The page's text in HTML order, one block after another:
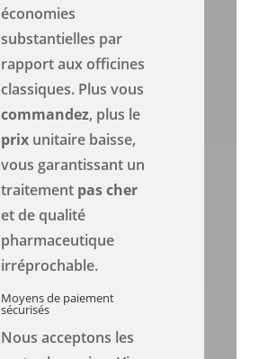
économies
substantielles par
rapport aux officines
classiques. Plus vous
commandez, plus le
prix unitaire baisse,
vous garantissant un
traitement pas cher
et de qualité
pharmaceutique
irréprochable.
Moyens de paiement
sécurisés
Nous acceptons les